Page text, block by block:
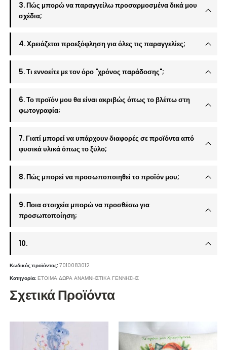
3. Πώς μπορώ να παραγγείλω προσαρμοσμένα δικά μου
σχέδια;
4. Χρειάζεται προεξόφληση για όλες τις παραγγελίες;
5. Τι εννοείτε με τον όρο "χρόνος παράδοσης";
6. Το προϊόν μου θα είναι ακριβώς όπως το βλέπω στη
φωτογραφία;
7. Γιατί μπορεί να υπάρχουν διαφορές σε προϊόντα από
φυσικά υλικά όπως το ξύλο;
8. Πώς μπορεί να προσωποποιηθεί το προϊόν μου;
9. Ποια στοιχεία μπορώ να προσθέσω για
προσωποποίηση;
10.
Κωδικός προϊόντος:7010083012
Κατηγορία:ΕΤΟΙΜΑ ΔΩΡΑ ΑΝΑΜΝΗΣΤΙΚΑ ΓΕΝΝΗΣΗΣ
Σχετικά Προϊόντα